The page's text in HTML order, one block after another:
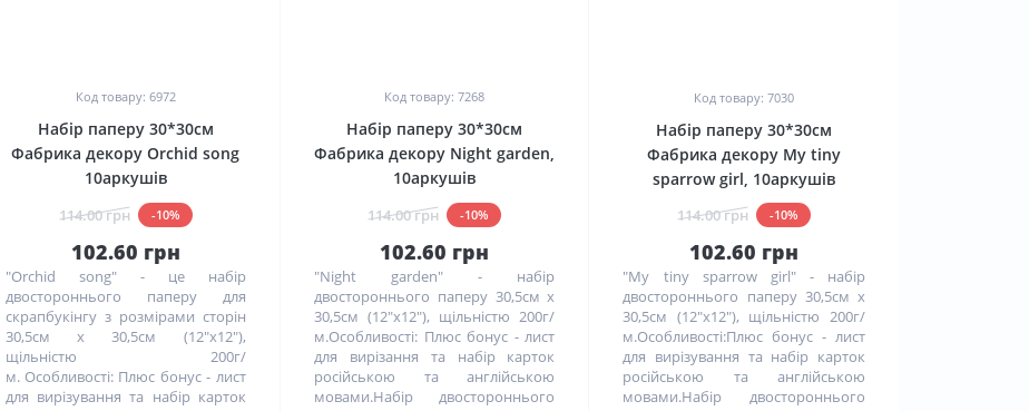
Код товару: 6972
Набір паперу 30*30см
Фабрика декору Orchid song
10аркушів
114.00 грн -10%
102.60 грн
"Orchid song" - це набір
двостороннього паперу для
скрапбукінгу з розмірами сторін
30,5см х 30,5см (12"x12"),
щільністю 200г/
м. Особливості: Плюс бонус - лист
для вирізування та набір карток
Код товару: 7268
Набір паперу 30*30см
Фабрика декору Night garden,
10аркушів
114.00 грн -10%
102.60 грн
"Night garden" - набір
двостороннього паперу 30,5см х
30,5см (12"x12"), щільністю 200г/
м.Особливості: Плюс бонус - лист
для вирізання та набір карток
російською та англійською
мовами.Набір двостороннього
Код товару: 7030
Набір паперу 30*30см
Фабрика декору My tiny
sparrow girl, 10аркушів
114.00 грн -10%
102.60 грн
"My tiny sparrow girl" - набір
двостороннього паперу 30,5см х
30,5см (12"x12"), щільністю 200г/
м.Особливості:Плюс бонус - лист
для вирізування та набір карток
російською та англійською
мовами.Набір двостороннього